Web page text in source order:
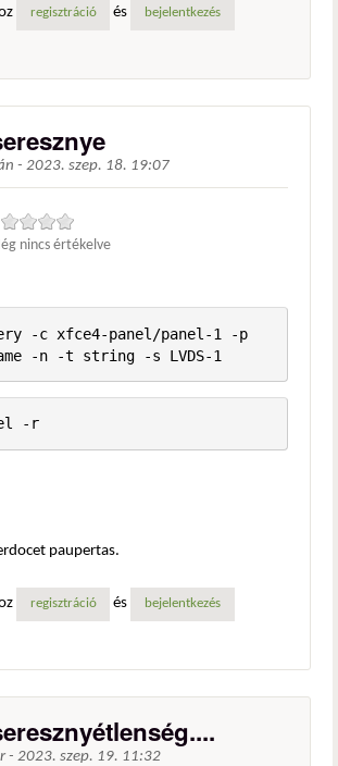
regisztráció és bejelentkezés
- 2023. szep. 18. 19:07
nincs értékelve
-c xfce4-panel/panel-1 -p
-n -t string -s LVDS-1
-r
paupertas.
regisztráció és bejelentkezés
- 2023. szep. 19. 11:32